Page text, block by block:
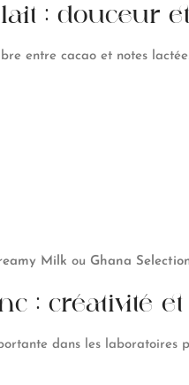
: douceur
entre cacao et notes
Milk ou Ghana
: créativité
dans les laboratoires